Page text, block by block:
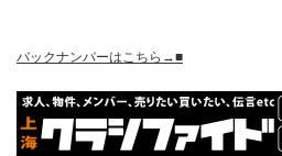
バックナンバーはこちら→■